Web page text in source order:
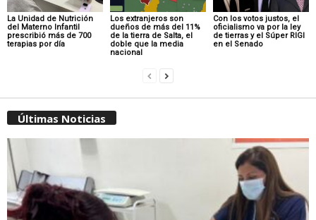
La Unidad de Nutrición
del Materno Infantil
prescribió más de 700
terapias por día
Los extranjeros son
dueños de más del 11%
de la tierra de Salta, el
doble que la media
nacional
Con los votos justos, el
oficialismo va por la ley
de tierras y el Súper RIGI
en el Senado
Últimas Noticias